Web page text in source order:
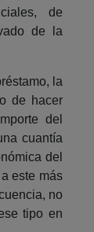
de
de la
la
de hacer
del
cuantía
del
este más
no
tipo en